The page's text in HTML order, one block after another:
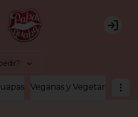
Login
Veganas y Vegetarianas